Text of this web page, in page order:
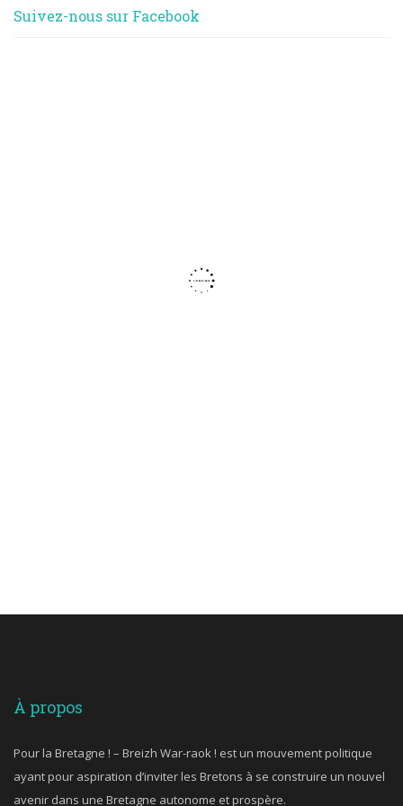
Suivez-nous sur Facebook
À propos
Pour la Bretagne ! – Breizh War-raok ! est un mouvement politique
ayant pour aspiration d’inviter les Bretons à se construire un nouvel
avenir dans une Bretagne autonome et prospère.